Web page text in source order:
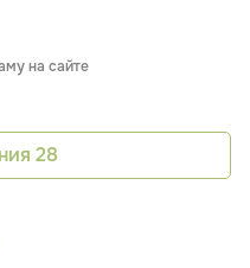
на сайте
28